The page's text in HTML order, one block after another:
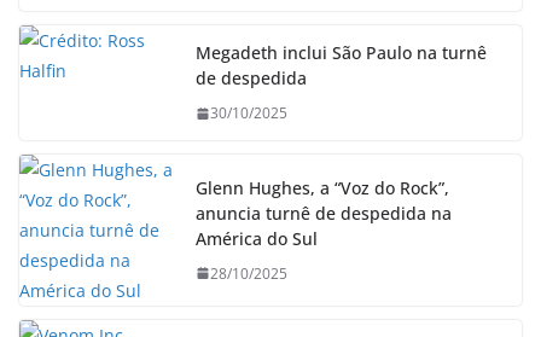
Megadeth inclui São Paulo na turnê
de despedida
30/10/2025
Glenn Hughes, a “Voz do Rock”,
anuncia turnê de despedida na
América do Sul
28/10/2025